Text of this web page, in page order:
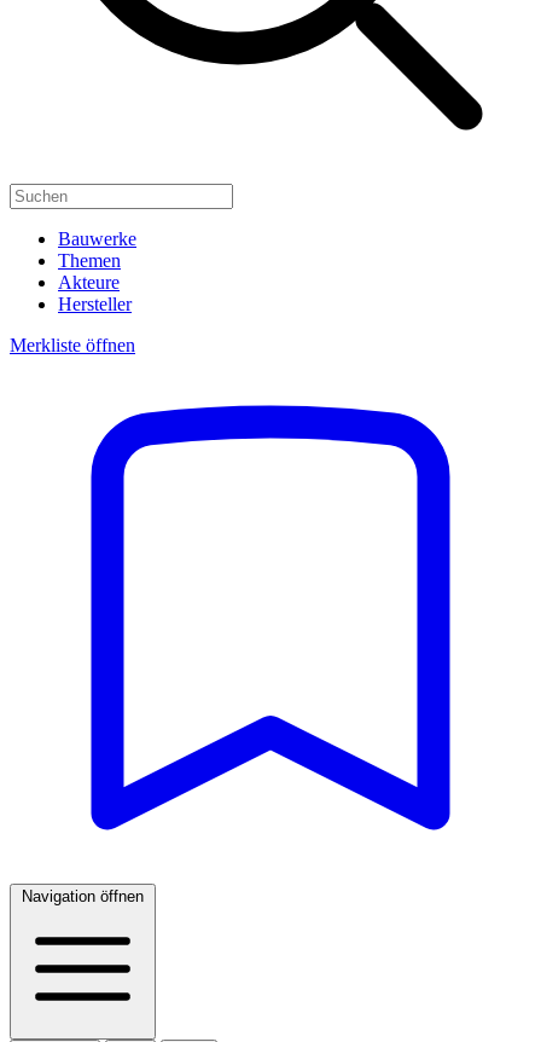
Bauwerke
Themen
Akteure
Hersteller
Merkliste öffnen
Navigation öffnen